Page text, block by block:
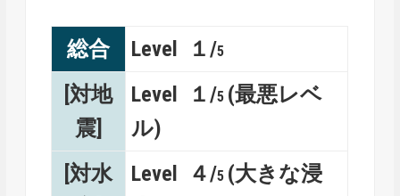
総合 Level １/5
[対地
震]
Level １/5 (最悪レベ
ル)
[対水
Level ４/5 (大きな浸